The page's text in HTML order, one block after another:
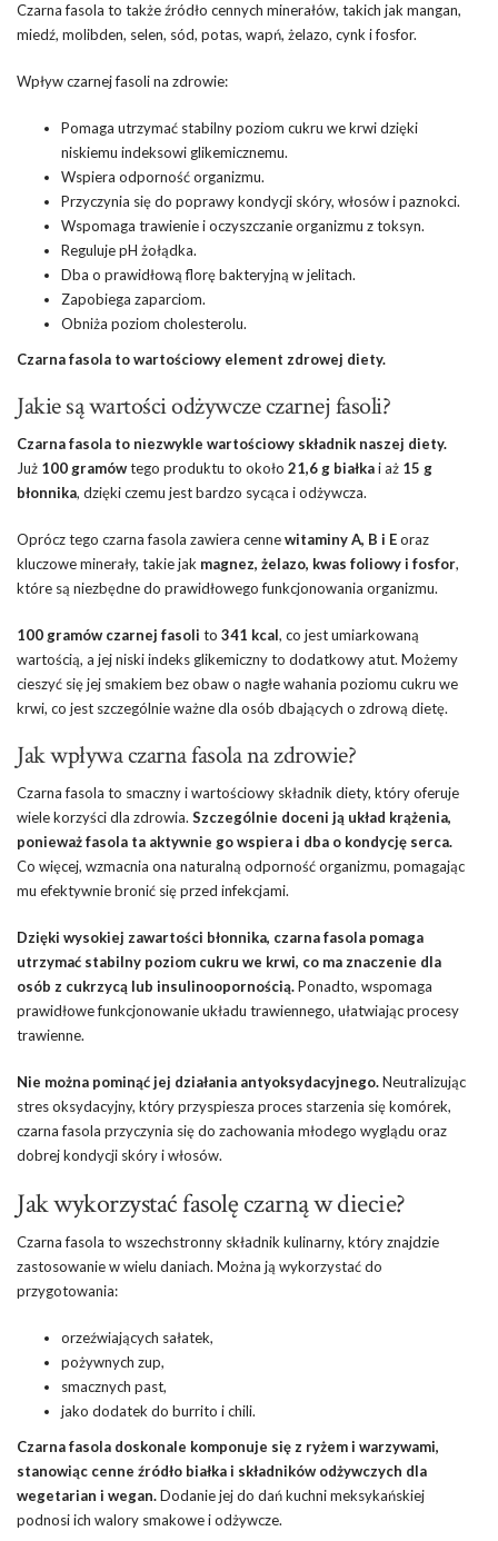
Czarna fasola to także źródło cennych minerałów, takich jak mangan,
miedź, molibden, selen, sód, potas, wapń, żelazo, cynk i fosfor.
Wpływ czarnej fasoli na zdrowie:
Pomaga utrzymać stabilny poziom cukru we krwi dzięki
niskiemu indeksowi glikemicznemu.
Wspiera odporność organizmu.
Przyczynia się do poprawy kondycji skóry, włosów i paznokci.
Wspomaga trawienie ioczyszczanie organizmu z toksyn.
Reguluje pH żołądka.
Dba o prawidłową florę bakteryjną w jelitach.
Zapobiega zaparciom.
Obniża poziom cholesterolu.
Czarna fasola to wartościowy element zdrowej diety.
Jakie są wartości odżywcze czarnej fasoli?
Czarna fasola to niezwykle wartościowy składnik naszej diety.
Już 100 gramówtego produktu to około 21,6 g białkai aż 15 g
błonnika, dzięki czemu jest bardzo sycąca i odżywcza.
Oprócz tego czarna fasola zawiera cennewitaminy A, B i Eoraz
kluczowe minerały, takie jak magnez, żelazo, kwas foliowy i fosfor,
które są niezbędne do prawidłowego funkcjonowania organizmu.
100 gramów czarnej fasoli to 341 kcal, co jest umiarkowaną
wartością, a jej niski indeks glikemiczny to dodatkowy atut. Możemy
cieszyć się jej smakiem bez obaw o nagłe wahania poziomu cukru we
krwi, co jest szczególnie ważne dla osób dbających o zdrową dietę.
Jak wpływa czarna fasola na zdrowie?
Czarna fasola to smaczny i wartościowy składnik diety, który oferuje
wiele korzyści dla zdrowia. Szczególnie doceni ją układ krążenia,
ponieważ fasola ta aktywnie go wspiera i dba o kondycję serca.
Co więcej, wzmacnia ona naturalną odporność organizmu, pomagając
mu efektywnie bronić się przed infekcjami.
Dzięki wysokiej zawartości błonnika, czarna fasola pomaga
utrzymać stabilny poziom cukru we krwi, co ma znaczenie dla
osób z cukrzycą lub insulinoopornością.Ponadto, wspomaga
prawidłowe funkcjonowanie układu trawiennego, ułatwiając procesy
trawienne.
Nie można pominąć jej działania antyoksydacyjnego.Neutralizując
stres oksydacyjny, który przyspiesza proces starzenia się komórek,
czarna fasola przyczynia się do zachowania młodego wyglądu oraz
dobrej kondycji skóry i włosów.
Jak wykorzystać fasolę czarną w diecie?
Czarna fasola to wszechstronny składnik kulinarny, który znajdzie
zastosowanie w wielu daniach. Można ją wykorzystać do
przygotowania:
orzeźwiających sałatek,
pożywnych zup,
smacznych past,
jako dodatek do burrito i chili.
Czarna fasola doskonale komponuje się z ryżem i warzywami,
stanowiąc cenne źródło białka i składników odżywczych dla
wegetarian i wegan.Dodanie jej do dań kuchni meksykańskiej
podnosi ich walory smakowe i odżywcze.